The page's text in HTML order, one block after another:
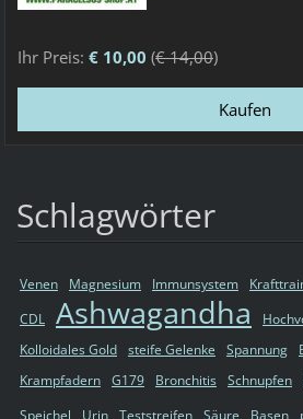
Ihr Preis: € 10,00 (€ 14,00)
Schlagwörter
Venen Magnesium Immunsystem
CDL Ashwagandha
Kolloidales Gold steife Gelenke Spannung
Krampfadern G179 Bronchitis Schnupfen
Speichel
Urin Teststreifen Säure Basen